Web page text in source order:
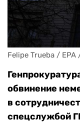
Felipe Trueba / EPA
обвинение
в
спецслужбой